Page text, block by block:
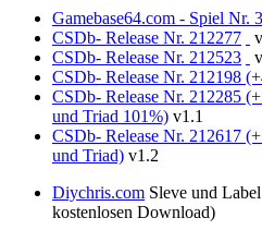
Gamebase64.com - Spiel Nr.
CSDb- Release Nr. 212277
CSDb- Release Nr. 212523
CSDb- Release Nr. 212198
CSDb- Release Nr. 212285
und Triad 101%) v1.1
CSDb- Release Nr. 212617
und Triad) v1.2
Diychris.com Sleve und
kostenlosen Download)